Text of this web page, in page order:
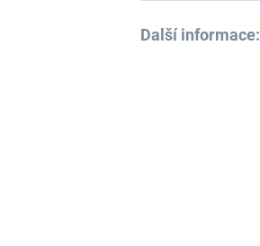
Další informace: